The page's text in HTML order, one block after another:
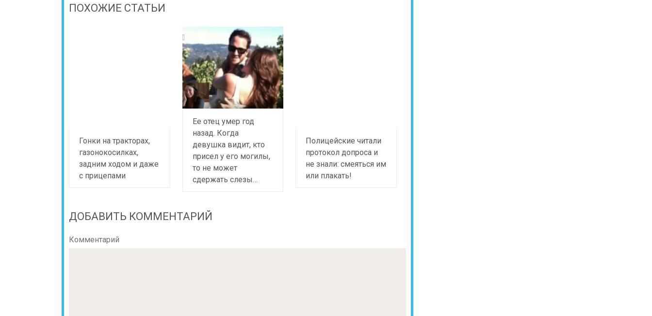
ПОХОЖИЕ СТАТЬИ
Гонки на тракторах,
газонокосилках,
задним ходом и даже
с прицепами
Ее отец умер год
назад. Когда
девушка видит, кто
присел у его могилы,
то не может
сдержать слезы…
Полицейские читали
протокол допроса и
не знали: смеяться им
или плакать!
ДОБАВИТЬ КОММЕНТАРИЙ
Комментарий